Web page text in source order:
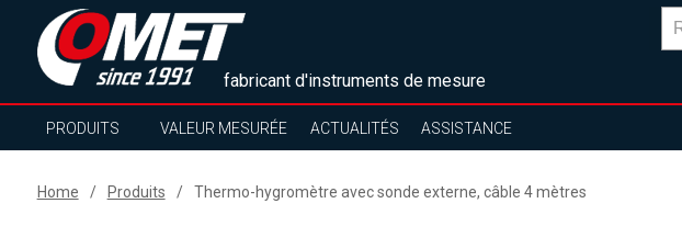
fabricant d'instruments de mesure
PRODUITS VALEUR MESURÉE ACTUALITÉS ASSISTANCE
Home Produits Thermo-hygromètre avec sonde externe, câble 4 mètres